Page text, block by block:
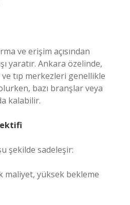
ve erişim açısından
yaratır. Ankara özelinde,
tıp merkezleri genellikle
bazı branşlar veya
kalabilir.
şekilde sadeleşir:
maliyet, yüksek bekleme